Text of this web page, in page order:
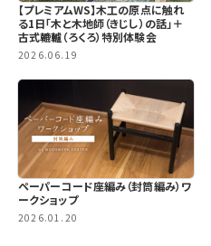
【プレミアムWS】木工の原点に触れ
る1日「木と木地師（きじし）の話」＋
古式轆轤（ろくろ）特別体験会
2026.06.19
ペーパーコード座編み（封筒編み）ワ
ークショップ
2026.01.20